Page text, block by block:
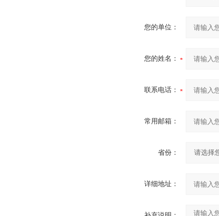
您的单位：
您的姓名：
联系电话：
常用邮箱：
省份：
详细地址：